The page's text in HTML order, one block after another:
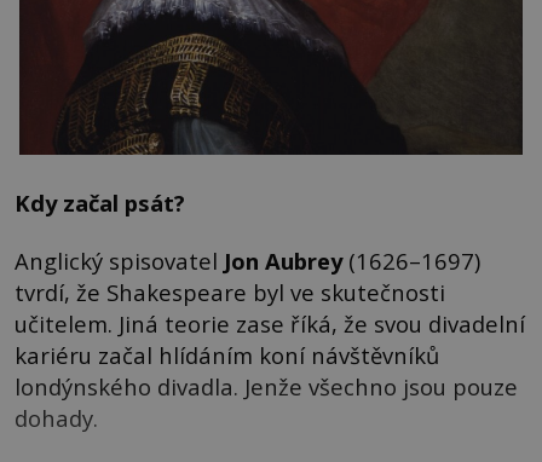
Kdy začal psát?
Anglický spisovatel Jon Aubrey(1626–1697)
tvrdí, že Shakespeare byl ve skutečnosti
učitelem. Jiná teorie zase říká, že svou divadelní
kariéru začal hlídáním koní návštěvníků
londýnského divadla. Jenže všechno jsou pouze
dohady.